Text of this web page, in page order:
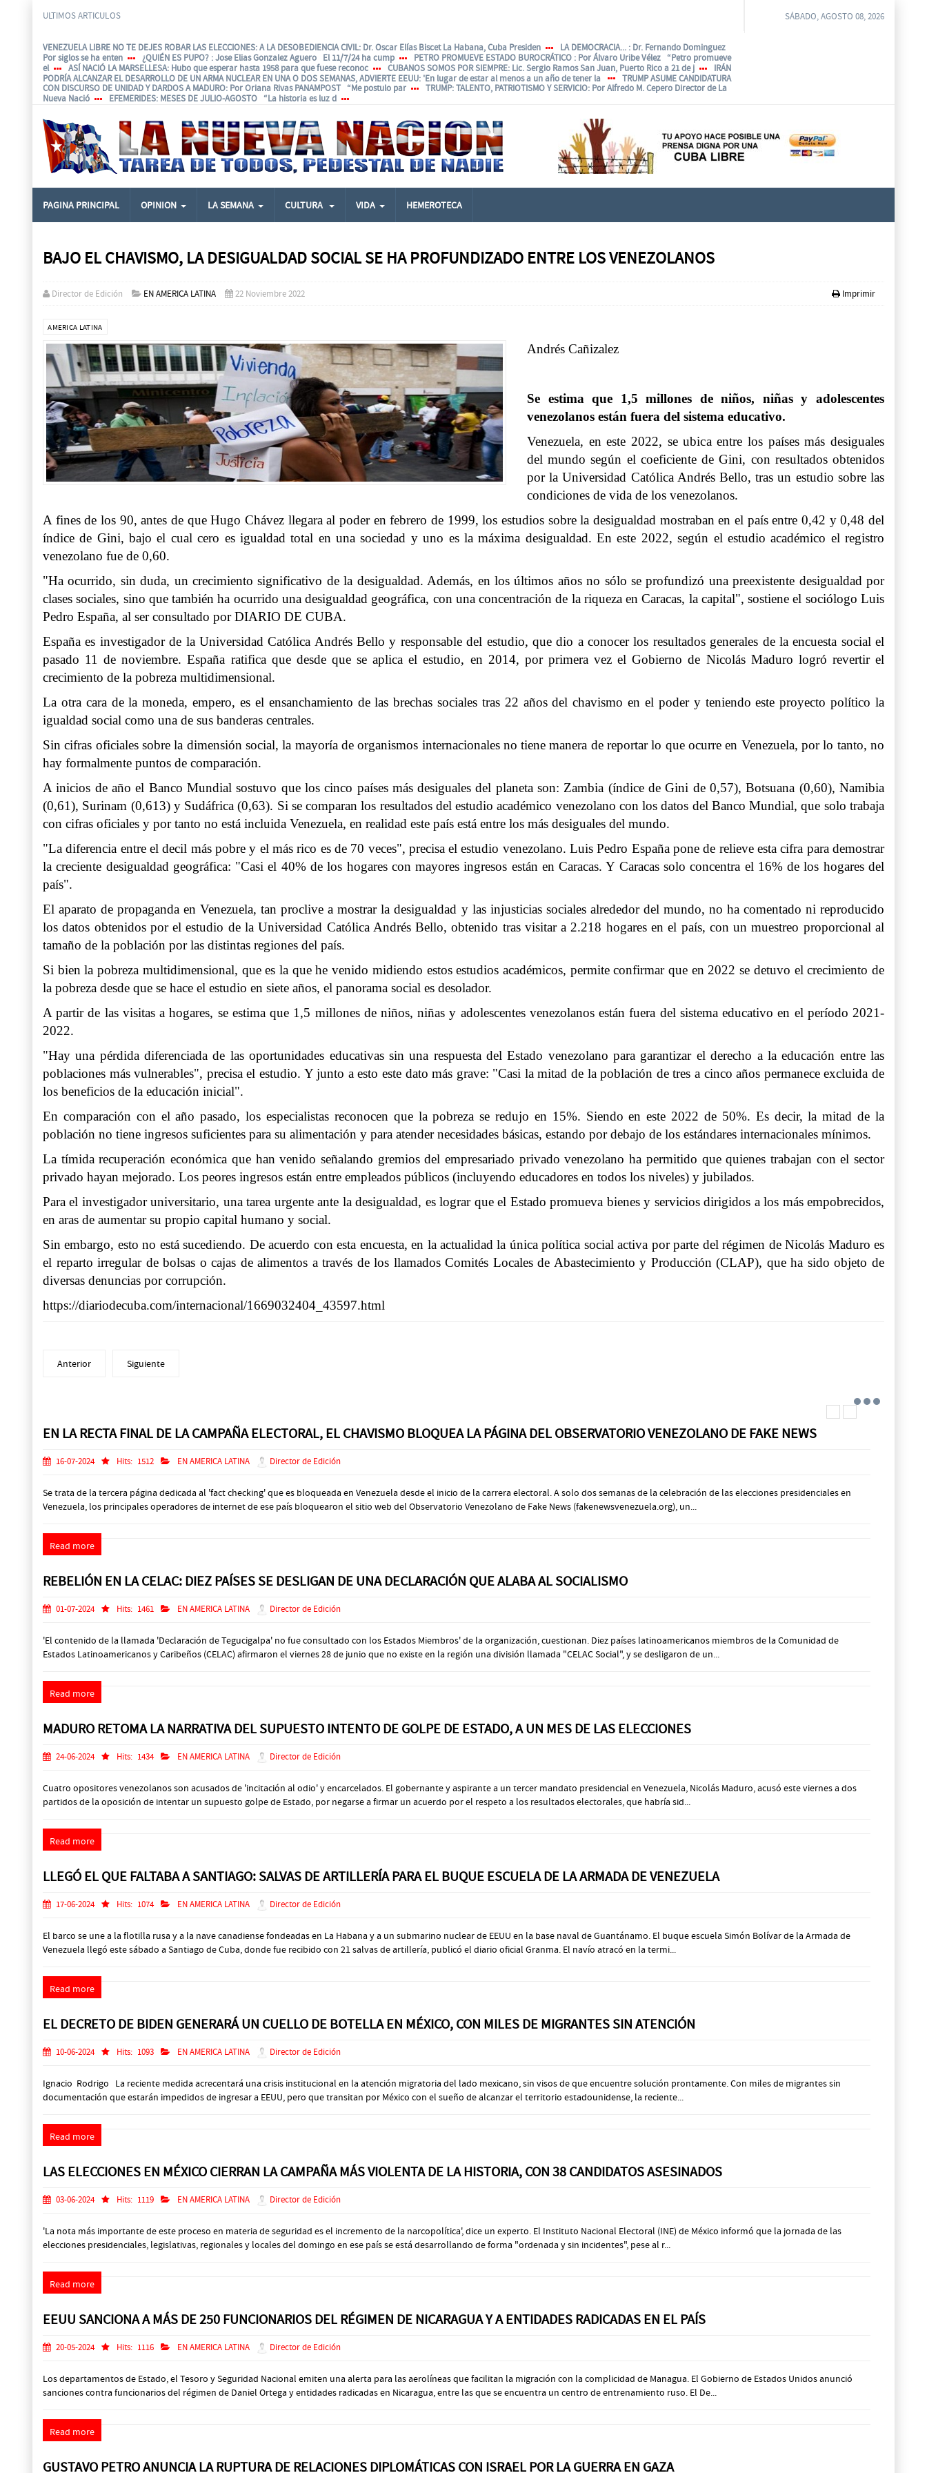
ULTIMOS ARTICULOS
VENEZUELA LIBRE NO TE DEJES ROBAR LAS ELECCIONES: A LA DESOBEDIENCIA CIVIL: Dr. Oscar Elías Biscet La Habana, Cuba Presiden LA DEMOCRACIA... : Dr. Fernando Dominguez
Por siglos se ha enten
¿QUIÉN ES PUPO? : Jose Elias Gonzalez Aguero El 11/7/24 ha cump PETRO PROMUEVE ESTADO BUROCRÁTICO : Por Álvaro Uribe Vélez “Petro promueve
el
ASÍ NACIÓ LA MARSELLESA: Hubo que esperar hasta 1958 para que fuese reconoc CUBANOS SOMOS POR SIEMPRE: Lic. Sergio Ramos San Juan, Puerto Rico a 21 de j
IRÁN
PODRÍA ALCANZAR EL DESARROLLO DE UN ARMA NUCLEAR EN UNA O DOS SEMANAS, ADVIERTE EEUU: 'En lugar de estar al menos a un año de tener la
TRUMP ASUME CANDIDATURA
CON DISCURSO DE UNIDAD Y DARDOS A MADURO: Por Oriana Rivas PANAMPOST “Me postulo par TRUMP: TALENTO, PATRIOTISMO Y SERVICIO: Por Alfredo M. Cepero Director de La
Nueva Nació
EFEMERIDES: MESES DE JULIO-AGOSTO “La historia es luz d
SÁBADO, AGOSTO 08, 2026
PAGINA PRINCIPAL OPINION LA SEMANA CULTURA VIDA HEMEROTECA
BAJO EL CHAVISMO, LA DESIGUALDAD SOCIAL SE HA PROFUNDIZADO ENTRE LOS VENEZOLANOS
Imprimir
Director de Edición EN AMERICA LATINA 22 Noviembre 2022
AMERICA LATINA
Andrés Cañizalez
Se estima que 1,5 millones de niños, niñas y adolescentes
venezolanos están fuera del sistema educativo.
Venezuela, en este 2022, se ubica entre los países más desiguales
del mundo según el coeficiente de Gini, con resultados obtenidos
por la Universidad Católica Andrés Bello, tras un estudio sobre las
condiciones de vida de los venezolanos.
A fines de los 90, antes de que Hugo Chávez llegara al poder en febrero de 1999, los estudios sobre la desigualdad mostraban en el país entre 0,42 y 0,48 del
índice de Gini, bajo el cual cero es igualdad total en una sociedad y uno es la máxima desigualdad. En este 2022, según el estudio académico el registro
venezolano fue de 0,60.
"Ha ocurrido, sin duda, un crecimiento significativo de la desigualdad. Además, en los últimos años no sólo se profundizó una preexistente desigualdad por
clases sociales, sino que también ha ocurrido una desigualdad geográfica, con una concentración de la riqueza en Caracas, la capital", sostiene el sociólogo Luis
Pedro España, al ser consultado por DIARIO DE CUBA.
España es investigador de la Universidad Católica Andrés Bello y responsable del estudio, que dio a conocer los resultados generales de la encuesta social el
pasado 11 de noviembre. España ratifica que desde que se aplica el estudio, en 2014, por primera vez el Gobierno de Nicolás Maduro logró revertir el
crecimiento de la pobreza multidimensional.
La otra cara de la moneda, empero, es el ensanchamiento de las brechas sociales tras 22 años del chavismo en el poder y teniendo este proyecto político la
igualdad social como una de sus banderas centrales.
Sin cifras oficiales sobre la dimensión social, la mayoría de organismos internacionales no tiene manera de reportar lo que ocurre en Venezuela, por lo tanto, no
hay formalmente puntos de comparación.
A inicios de año el Banco Mundial sostuvo que los cinco países más desiguales del planeta son: Zambia (índice de Gini de 0,57), Botsuana (0,60), Namibia
(0,61), Surinam (0,613) y Sudáfrica (0,63). Si se comparan los resultados del estudio académico venezolano con los datos del Banco Mundial, que solo trabaja
con cifras oficiales y por tanto no está incluida Venezuela, en realidad este país está entre los más desiguales del mundo.
"La diferencia entre el decil más pobre y el más rico es de 70 veces", precisa el estudio venezolano. Luis Pedro España pone de relieve esta cifra para demostrar
la creciente desigualdad geográfica: "Casi el 40% de los hogares con mayores ingresos están en Caracas. Y Caracas solo concentra el 16% de los hogares del
país".
El aparato de propaganda en Venezuela, tan proclive a mostrar la desigualdad y las injusticias sociales alrededor del mundo, no ha comentado ni reproducido
los datos obtenidos por el estudio de la Universidad Católica Andrés Bello, obtenido tras visitar a 2.218 hogares en el país, con un muestreo proporcional al
tamaño de la población por las distintas regiones del país.
Si bien la pobreza multidimensional, que es la que he venido midiendo estos estudios académicos, permite confirmar que en 2022 se detuvo el crecimiento de
la pobreza desde que se hace el estudio en siete años, el panorama social es desolador.
A partir de las visitas a hogares, se estima que 1,5 millones de niños, niñas y adolescentes venezolanos están fuera del sistema educativo en el período 2021-
2022.
"Hay una pérdida diferenciada de las oportunidades educativas sin una respuesta del Estado venezolano para garantizar el derecho a la educación entre las
poblaciones más vulnerables", precisa el estudio. Y junto a esto este dato más grave: "Casi la mitad de la población de tres a cinco años permanece excluida de
los beneficios de la educación inicial".
En comparación con el año pasado, los especialistas reconocen que la pobreza se redujo en 15%. Siendo en este 2022 de 50%. Es decir, la mitad de la
población no tiene ingresos suficientes para su alimentación y para atender necesidades básicas, estando por debajo de los estándares internacionales mínimos.
La tímida recuperación económica que han venido señalando gremios del empresariado privado venezolano ha permitido que quienes trabajan con el sector
privado hayan mejorado. Los peores ingresos están entre empleados públicos (incluyendo educadores en todos los niveles) y jubilados.
Para el investigador universitario, una tarea urgente ante la desigualdad, es lograr que el Estado promueva bienes y servicios dirigidos a los más empobrecidos,
en aras de aumentar su propio capital humano y social.
Sin embargo, esto no está sucediendo. De acuerdo con esta encuesta, en la actualidad la única política social activa por parte del régimen de Nicolás Maduro es
el reparto irregular de bolsas o cajas de alimentos a través de los llamados Comités Locales de Abastecimiento y Producción (CLAP), que ha sido objeto de
diversas denuncias por corrupción.
https://diariodecuba.com/internacional/1669032404_43597.html
Anterior Siguiente
EN LA RECTA FINAL DE LA CAMPAÑA ELECTORAL, EL CHAVISMO BLOQUEA LA PÁGINA DEL OBSERVATORIO VENEZOLANO DE FAKE NEWS
16-07-2024 Hits: 1512 EN AMERICA LATINA Director de Edición
Se trata de la tercera página dedicada al 'fact checking' que es bloqueada en Venezuela desde el inicio de la carrera electoral. A solo dos semanas de la celebración de las elecciones presidenciales en
Venezuela, los principales operadores de internet de ese país bloquearon el sitio web del Observatorio Venezolano de Fake News (fakenewsvenezuela.org), un...
Read more
REBELIÓN EN LA CELAC: DIEZ PAÍSES SE DESLIGAN DE UNA DECLARACIÓN QUE ALABA AL SOCIALISMO
01-07-2024 Hits: 1461 EN AMERICA LATINA Director de Edición
'El contenido de la llamada 'Declaración de Tegucigalpa' no fue consultado con los Estados Miembros' de la organización, cuestionan. Diez países latinoamericanos miembros de la Comunidad de
Estados Latinoamericanos y Caribeños (CELAC) afirmaron el viernes 28 de junio que no existe en la región una división llamada "CELAC Social", y se desligaron de un...
Read more
MADURO RETOMA LA NARRATIVA DEL SUPUESTO INTENTO DE GOLPE DE ESTADO, A UN MES DE LAS ELECCIONES
24-06-2024 Hits: 1434 EN AMERICA LATINA Director de Edición
Cuatro opositores venezolanos son acusados de 'incitación al odio' y encarcelados. El gobernante y aspirante a un tercer mandato presidencial en Venezuela, Nicolás Maduro, acusó este viernes a dos
partidos de la oposición de intentar un supuesto golpe de Estado, por negarse a firmar un acuerdo por el respeto a los resultados electorales, que habría sid...
Read more
LLEGÓ EL QUE FALTABA A SANTIAGO: SALVAS DE ARTILLERÍA PARA EL BUQUE ESCUELA DE LA ARMADA DE VENEZUELA
17-06-2024 Hits: 1074 EN AMERICA LATINA Director de Edición
El barco se une a la flotilla rusa y a la nave canadiense fondeadas en La Habana y a un submarino nuclear de EEUU en la base naval de Guantánamo. El buque escuela Simón Bolívar de la Armada de
Venezuela llegó este sábado a Santiago de Cuba, donde fue recibido con 21 salvas de artillería, publicó el diario oficial Granma. El navío atracó en la termi...
Read more
EL DECRETO DE BIDEN GENERARÁ UN CUELLO DE BOTELLA EN MÉXICO, CON MILES DE MIGRANTES SIN ATENCIÓN
10-06-2024 Hits: 1093 EN AMERICA LATINA Director de Edición
Ignacio Rodrigo La reciente medida acrecentará una crisis institucional en la atención migratoria del lado mexicano, sin visos de que encuentre solución prontamente. Con miles de migrantes sin
documentación que estarán impedidos de ingresar a EEUU, pero que transitan por México con el sueño de alcanzar el territorio estadounidense, la reciente...
Read more
LAS ELECCIONES EN MÉXICO CIERRAN LA CAMPAÑA MÁS VIOLENTA DE LA HISTORIA, CON 38 CANDIDATOS ASESINADOS
03-06-2024 Hits: 1119 EN AMERICA LATINA Director de Edición
'La nota más importante de este proceso en materia de seguridad es el incremento de la narcopolítica', dice un experto. El Instituto Nacional Electoral (INE) de México informó que la jornada de las
elecciones presidenciales, legislativas, regionales y locales del domingo en ese país se está desarrollando de forma "ordenada y sin incidentes", pese al r...
Read more
EEUU SANCIONA A MÁS DE 250 FUNCIONARIOS DEL RÉGIMEN DE NICARAGUA Y A ENTIDADES RADICADAS EN EL PAÍS
20-05-2024 Hits: 1116 EN AMERICA LATINA Director de Edición
Los departamentos de Estado, el Tesoro y Seguridad Nacional emiten una alerta para las aerolíneas que facilitan la migración con la complicidad de Managua. El Gobierno de Estados Unidos anunció
sanciones contra funcionarios del régimen de Daniel Ortega y entidades radicadas en Nicaragua, entre las que se encuentra un centro de entrenamiento ruso. El De...
Read more
GUSTAVO PETRO ANUNCIA LA RUPTURA DE RELACIONES DIPLOMÁTICAS CON ISRAEL POR LA GUERRA EN GAZA